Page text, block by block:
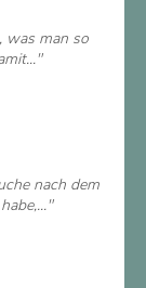
was man so
nach dem